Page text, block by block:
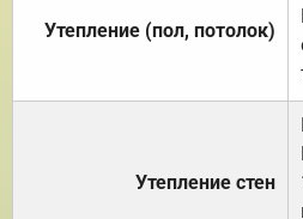
Утепление (пол, потолок)
Утепление стен